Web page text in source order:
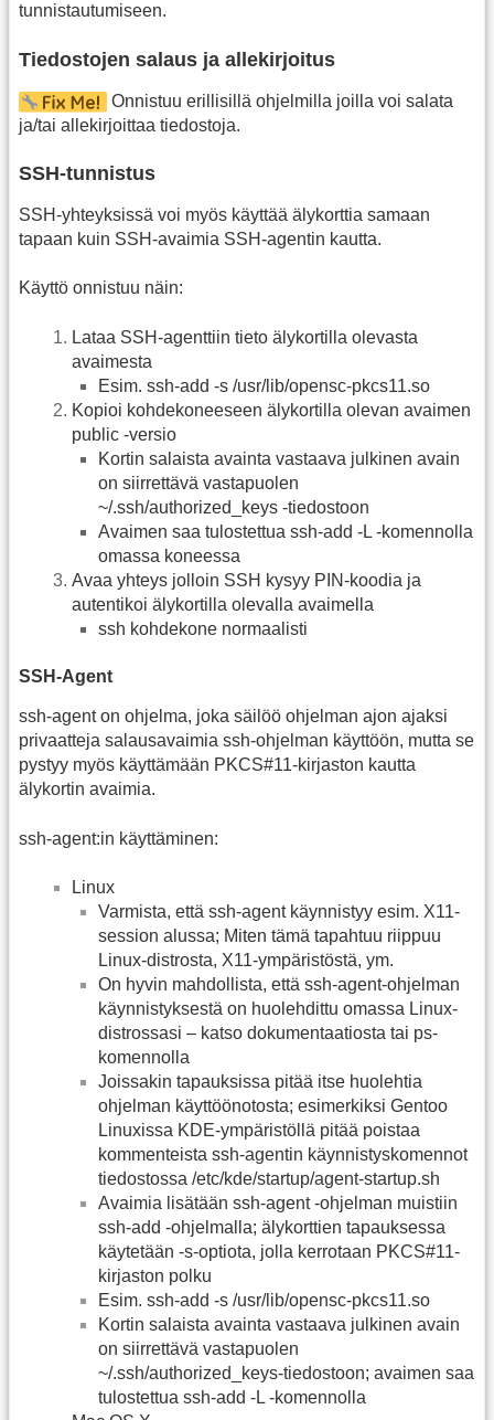
tunnistautumiseen.
Tiedostojen salaus ja allekirjoitus
Onnistuu erillisillä ohjelmilla joilla voi salata
ja/tai allekirjoittaa tiedostoja.
SSH-tunnistus
SSH-yhteyksissä voi myös käyttää älykorttia samaan
tapaan kuin SSH-avaimia SSH-agentin kautta.
Käyttö onnistuu näin:
Lataa SSH-agenttiin tieto älykortilla olevasta
avaimesta
Esim. ssh-add -s /usr/lib/opensc-pkcs11.so
Kopioi kohdekoneeseen älykortilla olevan avaimen
public -versio
Kortin salaista avainta vastaava julkinen avain
on siirrettävä vastapuolen
~/.ssh/authorized_keys -tiedostoon
Avaimen saa tulostettua ssh-add -L -komennolla
omassa koneessa
Avaa yhteys jolloin SSH kysyy PIN-koodia ja
autentikoi älykortilla olevalla avaimella
ssh kohdekone normaalisti
SSH-Agent
ssh-agent on ohjelma, joka säilöö ohjelman ajon ajaksi
privaatteja salausavaimia ssh-ohjelman käyttöön, mutta se
pystyy myös käyttämään PKCS#11-kirjaston kautta
älykortin avaimia.
ssh-agent:in käyttäminen:
Linux
Varmista, että ssh-agent käynnistyy esim. X11-
session alussa; Miten tämä tapahtuu riippuu
Linux-distrosta, X11-ympäristöstä, ym.
On hyvin mahdollista, että ssh-agent-ohjelman
käynnistyksestä on huolehdittu omassa Linux-
distrossasi – katso dokumentaatiosta tai ps-
komennolla
Joissakin tapauksissa pitää itse huolehtia
ohjelman käyttöönotosta; esimerkiksi Gentoo
Linuxissa KDE-ympäristöllä pitää poistaa
kommenteista ssh-agentin käynnistyskomennot
tiedostossa /etc/kde/startup/agent-startup.sh
Avaimia lisätään ssh-agent -ohjelman muistiin
ssh-add -ohjelmalla; älykorttien tapauksessa
käytetään -s-optiota, jolla kerrotaan PKCS#11-
kirjaston polku
Esim. ssh-add -s /usr/lib/opensc-pkcs11.so
Kortin salaista avainta vastaava julkinen avain
on siirrettävä vastapuolen
~/.ssh/authorized_keys-tiedostoon; avaimen saa
tulostettua ssh-add -L -komennolla